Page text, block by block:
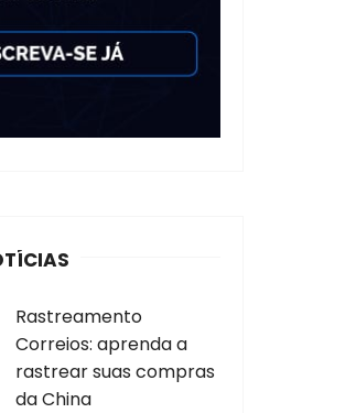
Rastreamento
Correios: aprenda a
rastrear suas compras
da China